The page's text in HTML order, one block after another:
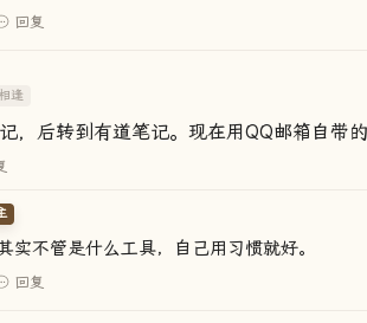
回复
逢
，后转到有道笔记。现在用QQ邮箱自带
实不管是什么工具，自己用习惯就好。
回复